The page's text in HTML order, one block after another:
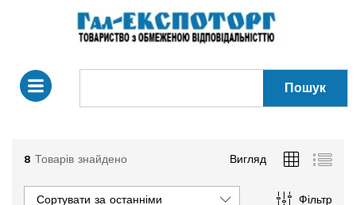
Пошук
8 Товарів знайдено Вигляд
Фільтр
Сортувати за останніми